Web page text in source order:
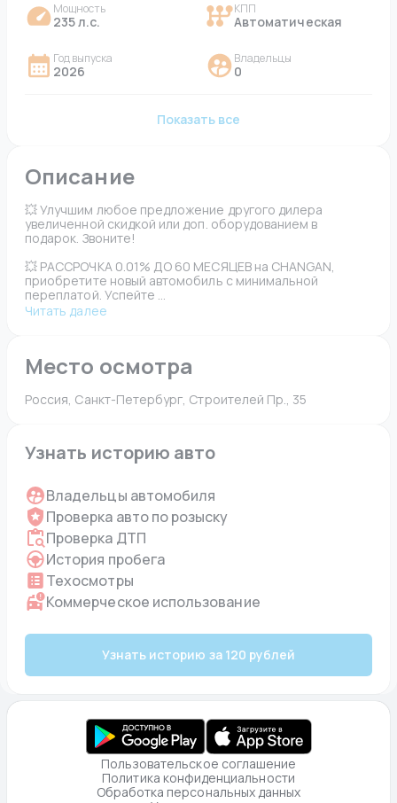
Мощность
235 л.с.
КПП
Автоматическая
Год выпуска
2026
Владельцы
0
Показать все
Описание
💥 Улучшим любое предложение другого дилера
увеличенной скидкой или доп. оборудованием в
подарок. Звоните!
💥 РАССРОЧКА 0.01% ДО 60 МЕСЯЦЕВ на CHANGAN,
приобретите новый автомобиль с минимальной
переплатой. Успейте ...
Читать далее
Место осмотра
Россия, Санкт-Петербург, Строителей Пр., 35
Узнать историю авто
Владельцы автомобиля
Проверка авто по розыску
Проверка ДТП
История пробега
Техосмотры
Коммерческое использование
Узнать историю за 120 рублей
Пользовательское соглашение
Политика конфиденциальности
Обработка персональных данных